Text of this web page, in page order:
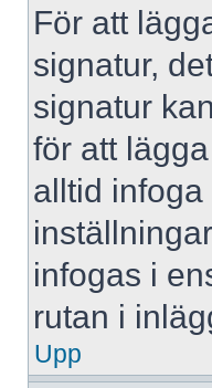
För att
signatur,
signatur
för att
alltid
infogas i
rutan i
Upp